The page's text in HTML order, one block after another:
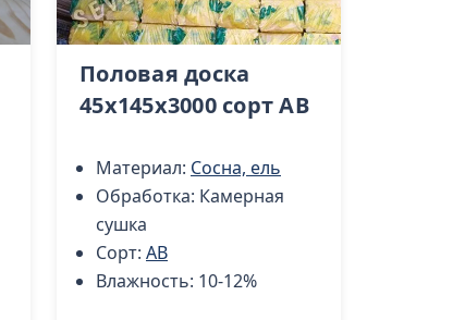
Половая доска
45х145х3000 сорт АВ
Материал: Сосна, ель
Обработка: Камерная
сушка
Сорт: AB
Влажность: 10-12%